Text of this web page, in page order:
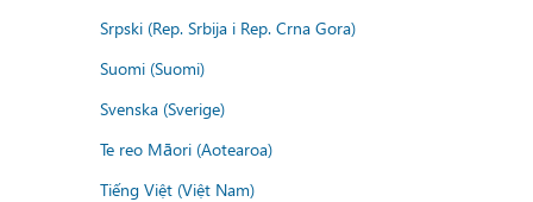
Srpski (Rep. Srbija i Rep. Crna Gora)
Suomi (Suomi)
Svenska (Sverige)
Te reo Māori (Aotearoa)
Tiếng Việt (Việt Nam)